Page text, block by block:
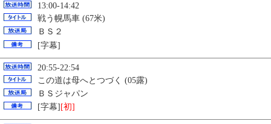
13:00-14:42
戦う幌馬車 (67米)
ＢＳ２
[字幕]
20:55-22:54
この道は母へとつづく (05露)
ＢＳジャパン
[字幕] [初]